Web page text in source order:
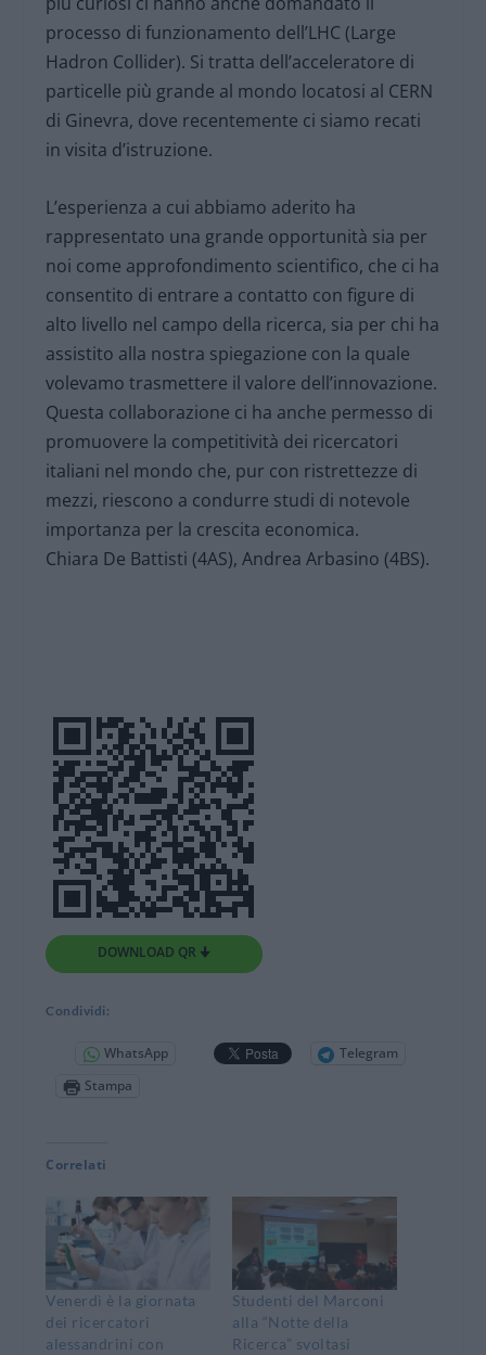
processo di funzionamento dell’LHC (Large
Hadron Collider). Si tratta dell’acceleratore di
particelle più grande al mondo locatosi al CERN
di Ginevra, dove recentemente ci siamo recati
in visita d’istruzione.
L’esperienza a cui abbiamo aderito ha
rappresentato una grande opportunità sia per
noi come approfondimento scientifico, che ci ha
consentito di entrare a contatto con figure di
alto livello nel campo della ricerca, sia per chi ha
assistito alla nostra spiegazione con la quale
volevamo trasmettere il valore dell’innovazione.
Questa collaborazione ci ha anche permesso di
promuovere la competitività dei ricercatori
italiani nel mondo che, pur con ristrettezze di
mezzi, riescono a condurre studi di notevole
importanza per la crescita economica.
Chiara De Battisti (4AS), Andrea Arbasino (4BS).
DOWNLOAD QR 🠋
Condividi:
WhatsApp
Telegram
Stampa
Correlati
Venerdì è la giornata
dei ricercatori
alessandrini con
Studenti del Marconi
alla “Notte della
Ricerca” svoltasi